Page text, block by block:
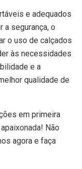
e adequados
a segurança, o
o uso de calçados
às necessidades
e a
qualidade de
em primeira
Não
agora e faça